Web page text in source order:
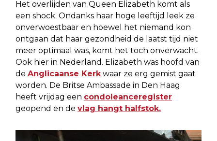
Het overlijden van Queen Elizabeth komt als
een shock. Ondanks haar hoge leeftijd leek ze
onverwoestbaar en hoewel het niemand kon
ontgaan dat haar gezondheid de laatst tijd niet
meer optimaal was, komt het toch onverwacht.
Ook hier in Nederland. Elizabeth was hoofd van
de Anglicaanse Kerk waar ze erg gemist gaat
worden. De Britse Ambassade in Den Haag
heeft vrijdag een condoleanceregister
geopend en de vlag hangt halfstok.